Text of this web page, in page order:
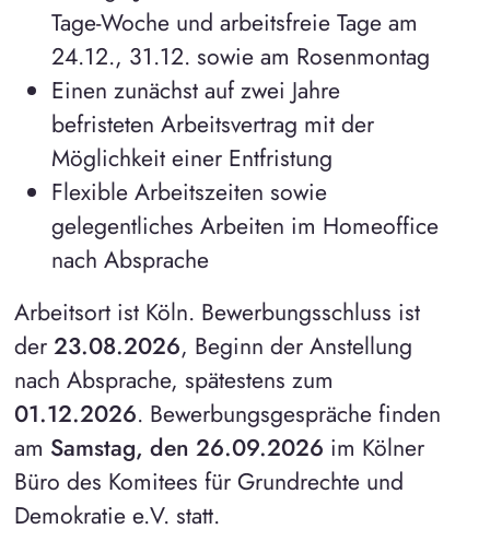
Tage-Woche und arbeitsfreie Tage am
24.12., 31.12. sowie am Rosenmontag
Einen zunächst auf zwei Jahre
befristeten Arbeitsvertrag mit der
Möglichkeit einer Entfristung
Flexible Arbeitszeiten sowie
gelegentliches Arbeiten im Homeoffice
nach Absprache
Arbeitsort ist Köln. Bewerbungsschluss ist
der23.08.2026, Beginn der Anstellung
nach Absprache, spätestens zum
01.12.2026. Bewerbungsgespräche finden
am Samstag, den 26.09.2026 im Kölner
Büro des Komitees für Grundrechte und
Demokratie e.V. statt.